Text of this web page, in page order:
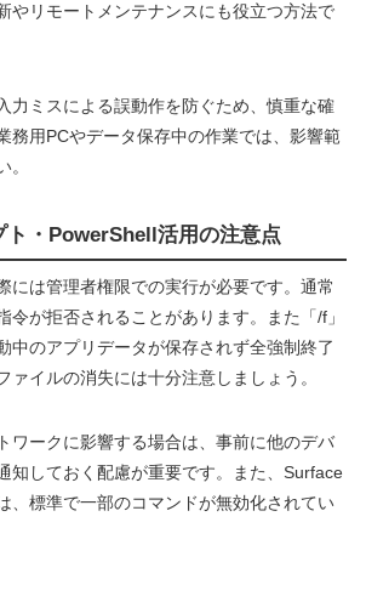
やリモートメンテナンスにも役立つ方法で
力ミスによる誤動作を防ぐため、慎重な確
務用PCやデータ保存中の作業では、影響範
。
ト・PowerShell活用の注意点
には管理者権限での実行が必要です。通常
令が拒否されることがあります。また「/f」
中のアプリデータが保存されず全強制終了
ァイルの消失には十分注意しましょう。
ワークに影響する場合は、事前に他のデバ
知しておく配慮が重要です。また、Surface
、標準で一部のコマンドが無効化されてい